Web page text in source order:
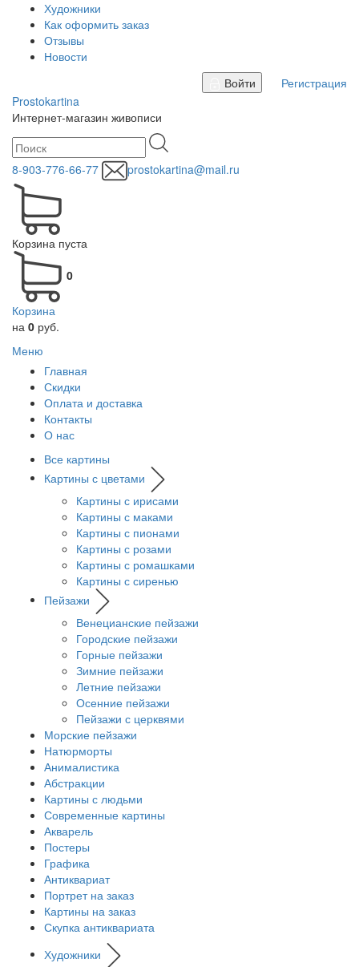
Художники
Как оформить заказ
Отзывы
Новости
Войти
Регистрация
Prostokartina
Интернет-магазин живописи
8-903-776-66-77 prostokartina@mail.ru
Корзина пуста
0
Корзина
на 0 руб.
Меню
Главная
Скидки
Оплата и доставка
Контакты
О нас
Все картины
Картины с цветами
Картины с ирисами
Картины с маками
Картины с пионами
Картины с розами
Картины с ромашками
Картины с сиренью
Пейзажи
Венецианские пейзажи
Городские пейзажи
Горные пейзажи
Зимние пейзажи
Летние пейзажи
Осенние пейзажи
Пейзажи с церквями
Морские пейзажи
Натюрморты
Анималистика
Абстракции
Картины с людьми
Современные картины
Акварель
Постеры
Графика
Антиквариат
Портрет на заказ
Картины на заказ
Скупка антиквариата
Художники